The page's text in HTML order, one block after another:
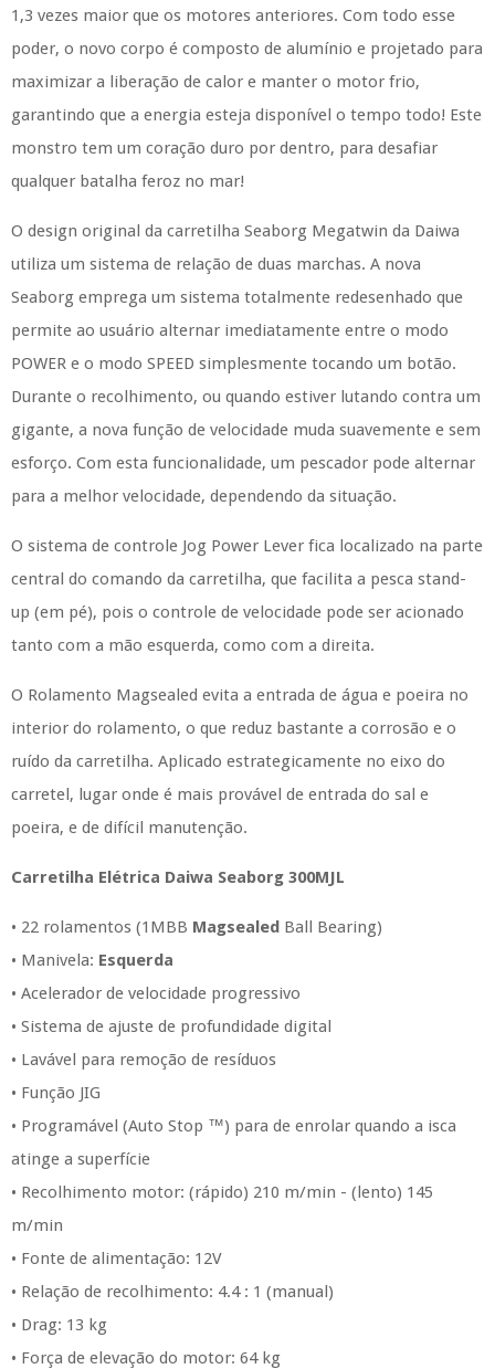
1,3 vezes maior que os motores anteriores. Com todo esse
poder, o novo corpo é composto de alumínio e projetado para
maximizar a liberação de calor e manter o motor frio,
garantindo que a energia esteja disponível o tempo todo! Este
monstro tem um coração duro por dentro, para desafiar
qualquer batalha feroz no mar!
O design original da carretilha Seaborg Megatwin da Daiwa
utiliza um sistema de relação de duas marchas. A nova
Seaborg emprega um sistema totalmente redesenhado que
permite ao usuário alternar imediatamente entre o modo
POWER e o modo SPEED simplesmente tocando um botão.
Durante o recolhimento, ou quando estiver lutando contra um
gigante, a nova função de velocidade muda suavemente e sem
esforço. Com esta funcionalidade, um pescador pode alternar
para a melhor velocidade, dependendo da situação.
O sistema de controle Jog Power Lever fica localizado na parte
central do comando da carretilha, que facilita a pesca stand-
up (em pé), pois o controle de velocidade pode ser acionado
tanto com a mão esquerda, como com a direita.
O Rolamento Magsealed evita a entrada de água e poeira no
interior do rolamento, o que reduz bastante a corrosão e o
ruído da carretilha. Aplicado estrategicamente no eixo do
carretel, lugar onde é mais provável de entrada do sal e
poeira, e de difícil manutenção.
Carretilha Elétrica Daiwa Seaborg 300MJL
• 22 rolamentos (1MBB Magsealed Ball Bearing)
• Manivela: Esquerda
• Acelerador de velocidade progressivo
• Sistema de ajuste de profundidade digital
• Lavável para remoção de resíduos
• Função JIG
• Programável (Auto Stop ™) para de enrolar quando a isca
atinge a superfície
• Recolhimento motor: (rápido) 210 m/min - (lento) 145
m/min
• Fonte de alimentação: 12V
• Relação de recolhimento: 4.4 : 1 (manual)
• Drag: 13 kg
• Força de elevação do motor: 64 kg